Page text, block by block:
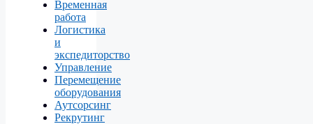
Временная
работа
Логистика
и
экспедиторство
Управление
Перемещение
оборудования
Аутсорсинг
Рекрутинг